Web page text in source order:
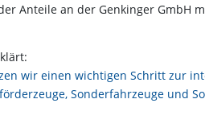
Anteile an der Genkinger GmbH
wir einen wichtigen Schritt zur
Sonderfahrzeuge und